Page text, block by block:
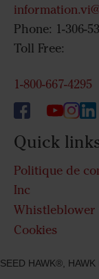
Phone: 1-306-
Toll Free:
1-800-667-4295
Quick
Politique de
Inc
Whistleblower
Cookies
SEED HAWK®,